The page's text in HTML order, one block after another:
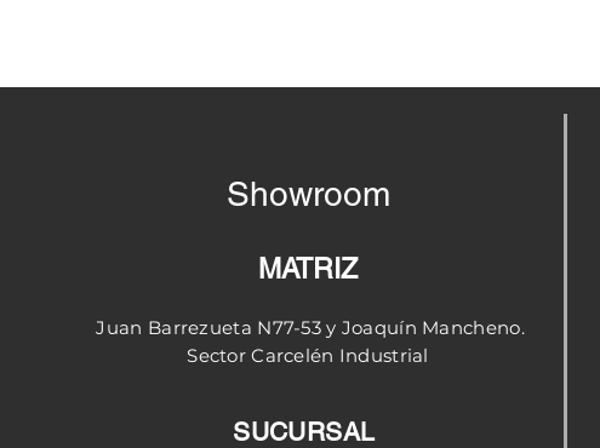
Showroom
MATRIZ
Juan Barrezueta N77-53 y Joaquín Mancheno.
SectorCarcelén Industrial
SUCURSAL